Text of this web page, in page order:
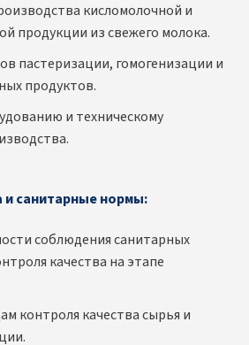
кисломолочной и
продукции из свежего молока.
пастеризации, гомогенизации и
продуктов.
и техническому
и санитарные нормы:
соблюдения санитарных
качества на этапе
контроля качества сырья и